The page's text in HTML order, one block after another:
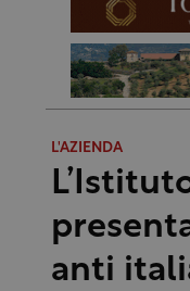
L'AZIENDA
anti